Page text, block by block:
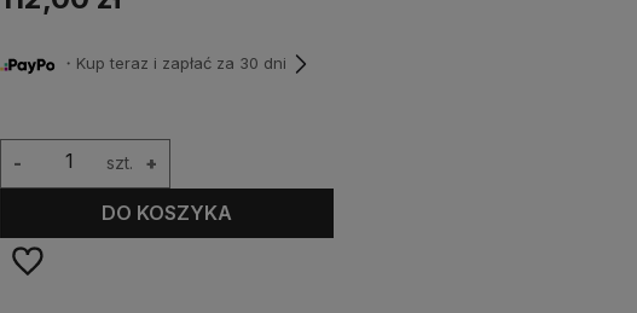
・Kup teraz i zapłać za 30 dni
szt. +
-
DO KOSZYKA